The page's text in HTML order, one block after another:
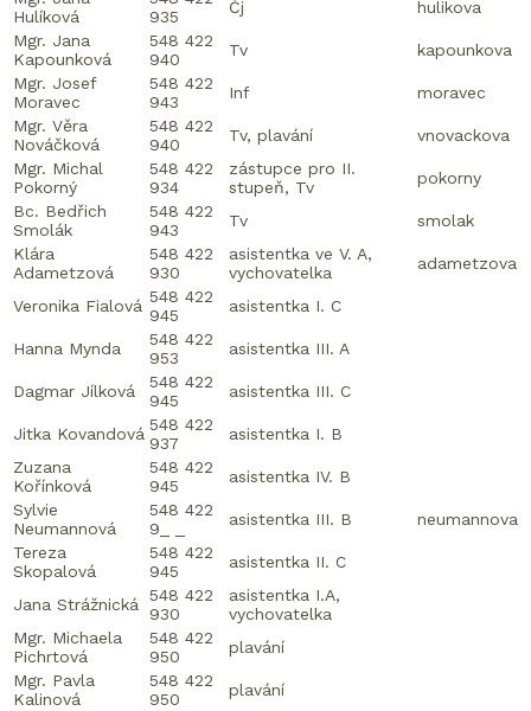
Hulíková
935
Čj
hulikova
Mgr. Jana
Kapounková
548 422
940
Tv
kapounkova
Mgr. Josef
Moravec
548 422
943
Inf
moravec
Mgr. Věra
Nováčková
548 422
940
Tv, plavání
vnovackova
Mgr. Michal
Pokorný
548 422
934
zástupce pro II.
stupeň, Tv
pokorny
Bc. Bedřich
Smolák
548 422
943
Tv
smolak
Klára
Adametzová
548 422
930
asistentka ve V. A,
vychovatelka
adametzova
Veronika Fialová 548 422
945
asistentka I. C
Hanna Mynda
548 422
953
asistentka III. A
Dagmar Jílková
548 422
945
asistentka III. C
Jitka Kovandová 548 422
937
asistentka I. B
Zuzana
Kořínková
548 422
945
asistentka IV. B
Sylvie
Neumannová
548 422
9_ _
asistentka III. B
neumannova
Tereza
Skopalová
548 422
945
asistentka II. C
Jana Strážnická
548 422
930
asistentka I.A,
vychovatelka
Mgr. Michaela
Pichrtová
548 422
950
plavání
Mgr. Pavla
Kalinová
548 422
950
plavání